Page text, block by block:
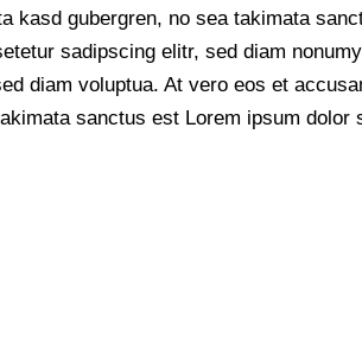
kasd gubergren, no sea takimata
sadipscing elitr, sed diam nonumy
diam voluptua. At vero eos et
sanctus est Lorem ipsum dolor